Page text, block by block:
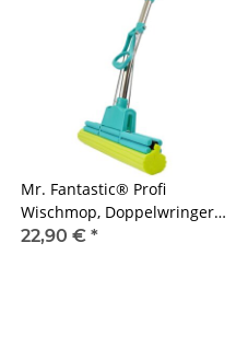
Mr. Fantastic® Profi
Wischmop, Doppelwringer
Mop mit Super
22,90 € *